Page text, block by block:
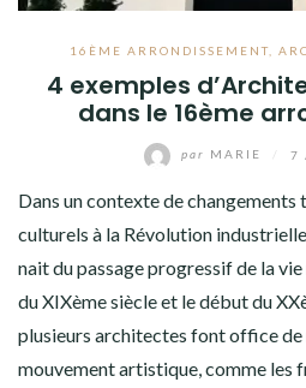
16ÈME ARRONDISSEMENT
4 exemples
dans le 16ème
par MARIE 7
Dans un contexte de
culturels à la Révolution
nait du passage progressif de la
du XIXème siècle et le début du
plusieurs architectes font office de
mouvement artistique, comme les